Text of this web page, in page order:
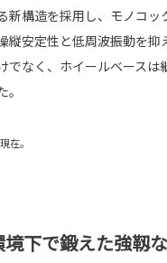
新構造を採用し、モノコ
縦安定性と低周波振動を
でなく、ホイールベース
在。
下で鍛えた強靱な